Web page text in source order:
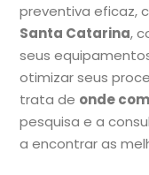
preventiva eficaz,
Santa Catarina,
seus
otimizar seus
trata de onde
pesquisa e a
a encontrar as